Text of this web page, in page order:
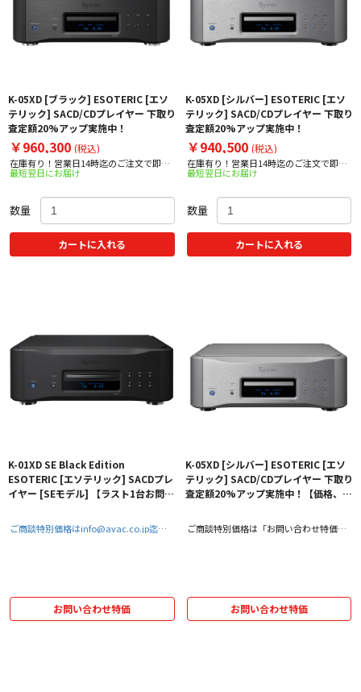
K-05XD [ブラック] ESOTERIC [エソ
テリック] SACD/CDプレイヤー 下取り
査定額20%アップ実施中！
￥960,300 (税込)
在庫有り！営業日14時迄のご注文で即日
出荷！
最短翌日にお届け
数量
カートに入れる
K-05XD [シルバー] ESOTERIC [エソ
テリック] SACD/CDプレイヤー 下取り
査定額20%アップ実施中！
￥940,500 (税込)
在庫有り！営業日14時迄のご注文で即日
出荷！
最短翌日にお届け
数量
カートに入れる
K-01XD SE Black Edition
ESOTERIC [エソテリック] SACDプレ
イヤー [SEモデル] 【ラスト1台お問い
ご商談特別価格はinfo@avac.co.jp迄お
お問い合わせ特価
K-05XD [シルバー] ESOTERIC [エソ
テリック] SACD/CDプレイヤー 下取り
査定額20%アップ実施中！【価格、納
ご商談特別価格は「お問い合わせ特価」
お問い合わせ特価